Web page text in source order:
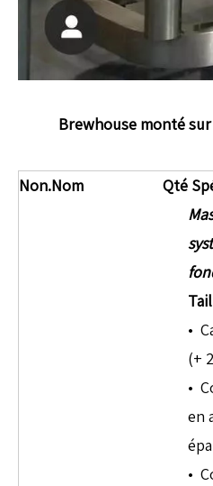
Brewhouse monté
Non.Nom Qté
•
(+
•
en
•